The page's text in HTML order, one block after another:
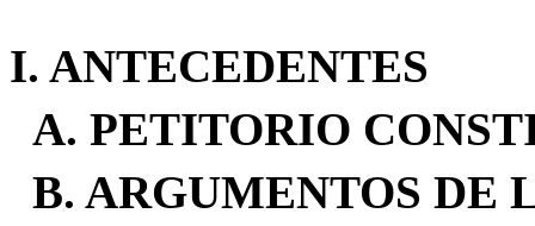
I. ANTECEDENTES
A. PETITORIO
B. ARGUMENTOS DE